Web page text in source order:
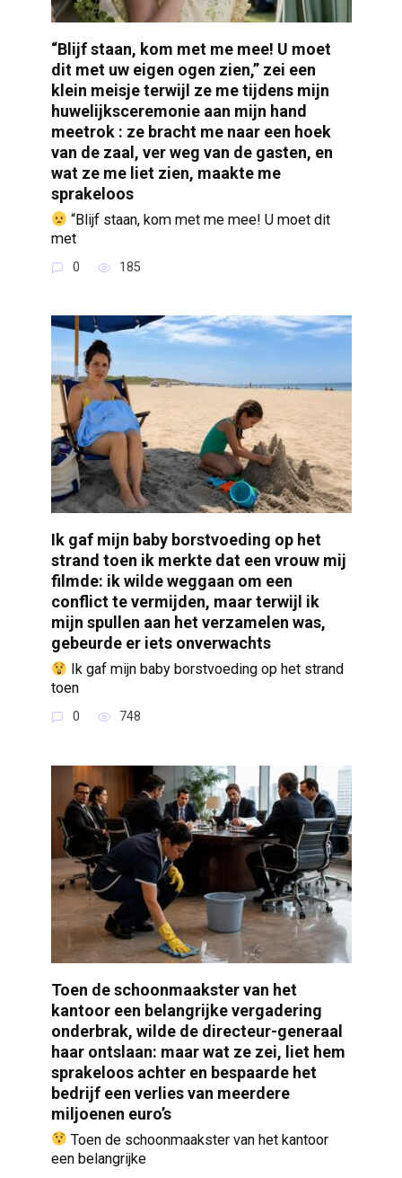
“Blijf staan, kom met me mee! U moet
dit met uw eigen ogen zien,” zei een
klein meisje terwijl ze me tijdens mijn
huwelijksceremonie aan mijn hand
meetrok : ze bracht me naar een hoek
van de zaal, ver weg van de gasten, en
wat ze me liet zien, maakte me
sprakeloos
“Blijf staan, kom met me mee! U moet dit
met
0 185
Ik gaf mijn baby borstvoeding op het
strand toen ik merkte dat een vrouw mij
filmde: ik wilde weggaan om een
conflict te vermijden, maar terwijl ik
mijn spullen aan het verzamelen was,
gebeurde er iets onverwachts
Ik gaf mijn baby borstvoeding op het strand
toen
0 748
Toen de schoonmaakster van het
kantoor een belangrijke vergadering
onderbrak, wilde de directeur-generaal
haar ontslaan: maar wat ze zei, liet hem
sprakeloos achter en bespaarde het
bedrijf een verlies van meerdere
miljoenen euro’s
Toen de schoonmaakster van het kantoor
een belangrijke